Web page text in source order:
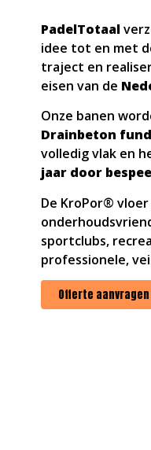
PadelTotaal
idee tot en met
traject en
eisen van de
Onze banen
Drainbeton
volledig vlak en
jaar door
De KroPor®
sportclubs,
professionele,
Offerte aanvragen